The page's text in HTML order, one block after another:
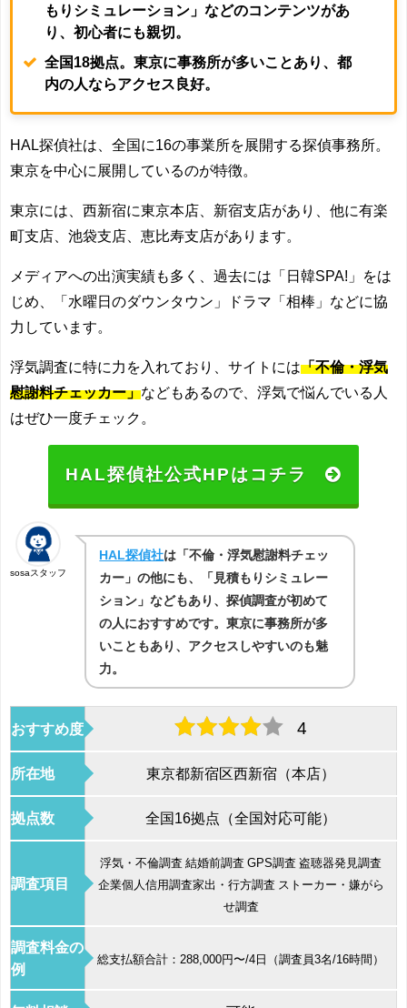
もりシミュレーション」などのコンテンツがあ
り、初心者にも親切。
全国18拠点。東京に事務所が多いことあり、都
内の人ならアクセス良好。
HAL探偵社は、全国に16の事業所を展開する探偵事務所。
東京を中心に展開しているのが特徴。
東京には、西新宿に東京本店、新宿支店があり、他に有楽
町支店、池袋支店、恵比寿支店があります。
メディアへの出演実績も多く、過去には「日韓SPA!」をは
じめ、「水曜日のダウンタウン」ドラマ「相棒」などに協
力しています。
浮気調査に特に力を入れており、サイトには「不倫・浮気
慰謝料チェッカー」などもあるので、浮気で悩んでいる人
はぜひ一度チェック。
HAL探偵社公式HPはコチラ
sosaスタッフ
HAL探偵社は「不倫・浮気慰謝料チェッ
カー」の他にも、「見積もりシミュレー
ション」などもあり、探偵調査が初めて
の人におすすめです。東京に事務所が多
いこともあり、アクセスしやすいのも魅
力。
おすすめ度 4
所在地 東京都新宿区西新宿（本店）
拠点数 全国16拠点（全国対応可能）
調査項目
浮気・不倫調査 結婚前調査 GPS調査 盗聴器発見調査
企業個人信用調査家出・行方調査 ストーカー・嫌がら
せ調査
調査料金の
例
総支払額合計：288,000円〜/4日（調査員3名/16時間）